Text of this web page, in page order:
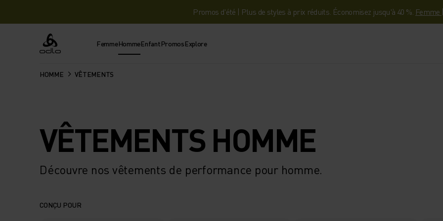
Promos d'été | Plus de styles à prix réduits. Économisez jusqu'à 40 %. Femme |
Odlo FemmeHommeEnfantPromosExplore
HOMME VÊTEMENTS
VÊTEMENTS HOMME
Découvre nos vêtements de performance pour homme.
CONÇU POUR